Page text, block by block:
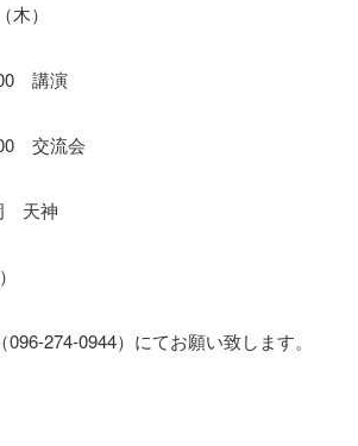
木）
講演
交流会
天神
274-0944）にてお願い致します。